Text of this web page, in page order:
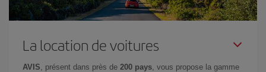
La location de voitures
AVIS, présent dans près de 200 pays, vous propose la gamme